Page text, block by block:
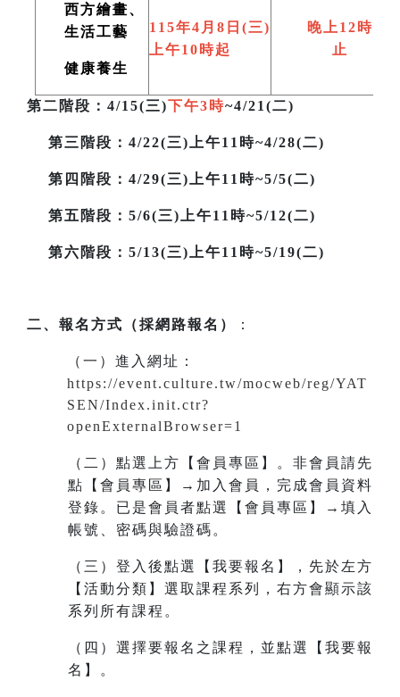
晚上12時
止
西方繪畫、
生活工藝
健康養生
115年4月8日(三)
上午10時起
第二階段 ：4/15(三)下午3時~4/21(二)
第三階段 ：4/22(三)上午11時~4/28(二)
第四階段：4/29(三)上午11時~5/5(二)
第五階段：5/6(三)上午11時~5/12(二)
第六階段：5/13(三)上午11時~5/19(二)
二、報名方式（採網路報名） ：
（一）進入網址 ：
https://event.culture.tw/mocweb/reg/YAT
SEN/Index.init.ctr?
openExternalBrowser=1
（二）點選上方【會員專區】。非會員請先
點【會員專區】→加入會員，完成會員資料
登錄。已是會員者點選【會員專區】→填入
帳號、密碼與驗證碼。
（三）登入後點選【我要報名】，先於左方
【活動分類】選取課程系列，右方會顯示該
系列所有課程。
（四）選擇要報名之課程，並點選【我要報
名】。